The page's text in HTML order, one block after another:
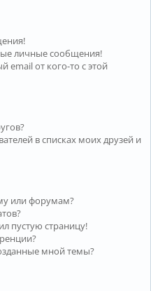
личные сообщения!
email от кого-то с этой
в списках моих друзей и
или форумам?
пустую страницу!
мной темы?